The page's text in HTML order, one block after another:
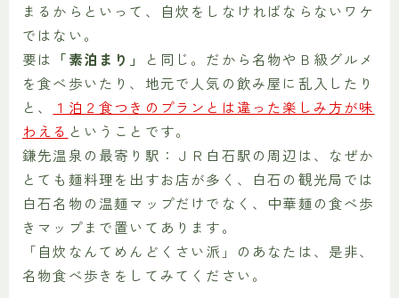
まるからといって、自炊をしなければならないワケ
ではない。
要は 「素泊まり」
と同じ。だから名物やＢ級グルメ
を食べ歩いたり、地元で人気の飲み屋に乱入したり
と、
１泊２食つきのプランとは違った楽しみ方が味
わえる ということです。
鎌先温泉の最寄り駅：ＪＲ白石駅の周辺は、なぜか
とても麺料理を出すお店が多く、白石の観光局では
白石名物の温麺マップだけでなく、中華麺の食べ歩
きマップまで置いてあります。
「自炊なんてめんどくさい派」のあなたは、是非、
名物食べ歩きをしてみてください。